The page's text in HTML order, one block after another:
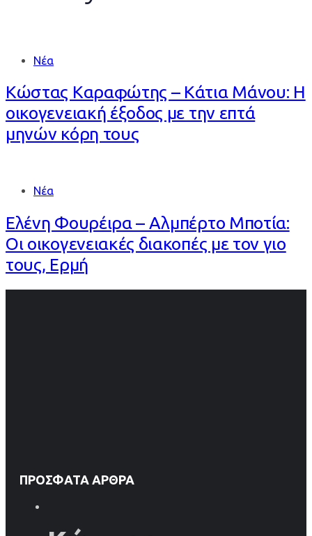
Νέα
Κώστας Καραφώτης – Κάτια Μάνου: Η
οικογενειακή έξοδος με την επτά
μηνών κόρη τους
Νέα
Ελένη Φουρέιρα – Αλμπέρτο Μποτία:
Οι οικογενειακές διακοπές με τον γιο
τους, Ερμή
ΠΡΌΣΦΑΤΑ ΆΡΘΡΑ